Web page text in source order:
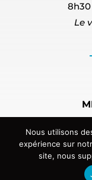
8h30
Le
©
Nous utilisons
expérience sur
site, nous